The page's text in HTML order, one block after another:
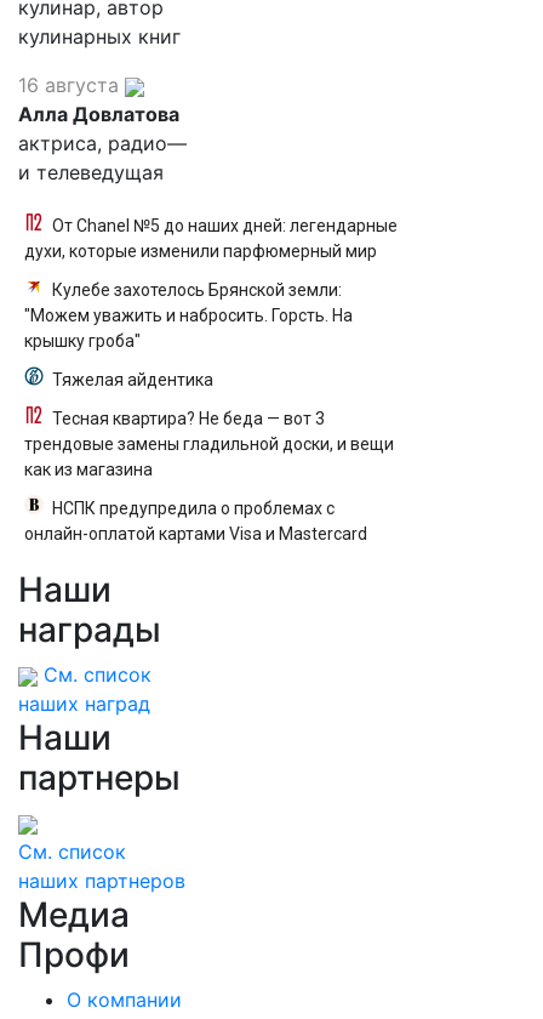
кулинар, автор
кулинарных книг
16 августа
Алла Довлатова
актриса, радио—
и телеведущая
От Chanel №5 до наших дней: легендарные
духи, которые изменили парфюмерный мир
Кулебе захотелось Брянской земли:
"Можем уважить и набросить. Горсть. На
крышку гроба"
Тяжелая айдентика
Тесная квартира? Не беда — вот 3
трендовые замены гладильной доски, и вещи
как из магазина
НСПК предупредила о проблемах с
онлайн-оплатой картами Visa и Mastercard
Наши
награды
См. список
наших наград
Наши
партнеры
См. список
наших партнеров
Медиа
Профи
О компании